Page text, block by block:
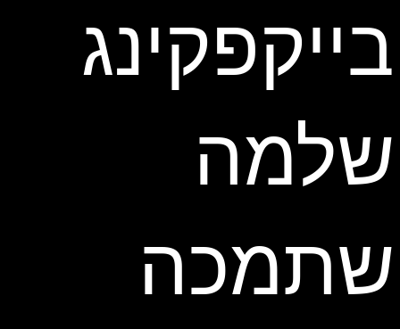
בייקפקינג
שלמה
שתמכה